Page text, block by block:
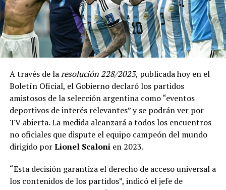
A través de laresolución 228/2023, publicada hoy en el
Boletín Oficial, el Gobierno declaró los partidos
amistosos de la selección argentina como “eventos
deportivos de interés relevantes” y se podrán ver por
TV abierta. La medida alcanzará a todos los encuentros
no oficiales que dispute el equipo campeón del mundo
dirigido porLionel Scalonien 2023.
“Esta decisión garantiza el derecho de acceso universal a
los contenidos de los partidos”, indicó el jefe de